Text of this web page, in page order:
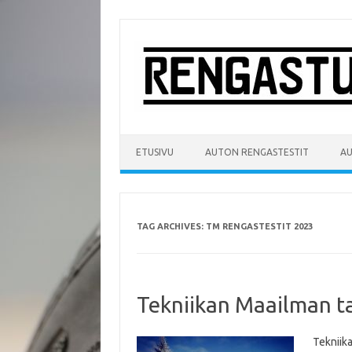
content
ETUSIVU AUTON RENGASTESTIT
TAG ARCHIVES: TM RENGASTESTIT 2023
Tekniikan Maailman